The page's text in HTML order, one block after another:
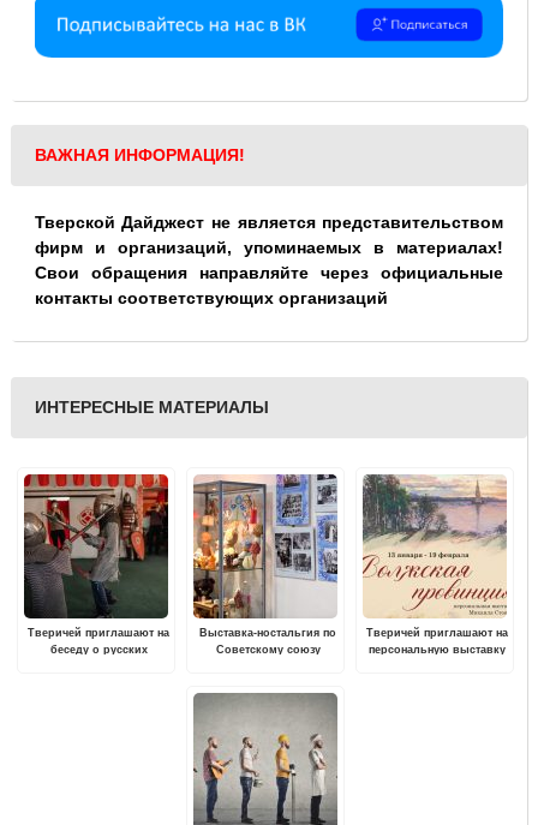
ВАЖНАЯ ИНФОРМАЦИЯ!
Тверской Дайджест не является представительством
фирм и организаций, упоминаемых в материалах!
Свои обращения направляйте через официальные
контакты соответствующих организаций
ИНТЕРЕСНЫЕ МАТЕРИАЛЫ
Тверичей приглашают на
беседу о русских
Выставка-ностальгия по
Советскому союзу
Тверичей приглашают на
персональную выставку